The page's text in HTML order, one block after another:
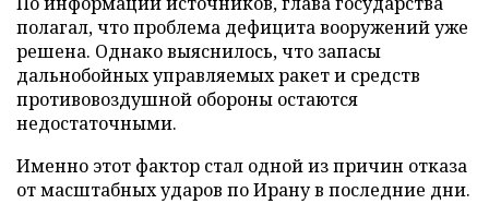
полагал, что проблема дефицита вооружений уже
решена. Однако выяснилось, что запасы
дальнобойных управляемых ракет и средств
противовоздушной обороны остаются
недостаточными.
Именно этот фактор стал одной из причин отказа
от масштабных ударов по Ирану в последние дни.